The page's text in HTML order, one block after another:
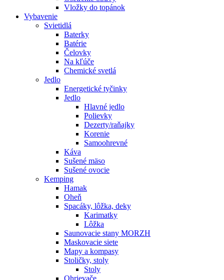
Vložky do topánok
Vybavenie
Svietidlá
Baterky
Batérie
Čelovky
Na kľúče
Chemické svetlá
Jedlo
Energetické tyčinky
Jedlo
Hlavné jedlo
Polievky
Dezerty/raňajky
Korenie
Samoohrevné
Káva
Sušené mäso
Sušené ovocie
Kemping
Hamak
Oheň
Spacáky, lôžka, deky
Karimatky
Lôžka
Saunovacie stany MORZH
Maskovacie siete
Mapy a kompasy
Stoličky, stoly
Stoly
Ohrievače